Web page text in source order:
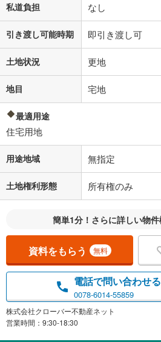
私道負担 なし
引き渡し可能時期 即引き渡し可
土地状況 更地
地目 宅地
最適用途
住宅用地
用途地域 無指定
土地権利形態 所有権のみ
簡単1分！さらに詳しい物
資料をもらう 無料
電話で問い合わせる
0078-6014-55859
株式会社クローバー不動産ネット
営業時間：9:30-18:30